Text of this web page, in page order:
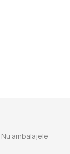
Nu ambalajele